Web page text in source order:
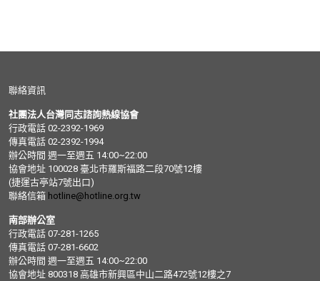
聯絡資訊
社團法人台灣同志諮詢熱線協會
行政電話 02-2392-1969
傳真電話 02-2392-1994
辦公時間 週一至週五 14:00~22:00
協會地址 100028 臺北市羅斯福路二段70號12樓
(捷運古亭站7號出口)
聯絡信箱 hotline@hotline.org.tw
南部辦公室
行政電話 07-281-1265
傳真電話 07-281-6602
辦公時間 週一至週五 14:00~22:00
協會地址 800318 高雄市新興區中山二路472號12樓之7